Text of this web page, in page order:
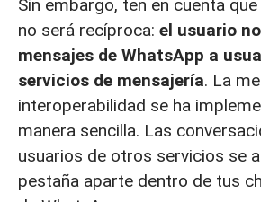
Sin embargo, ten en cuenta
no será recíproca: el usuario
mensajes de WhatsApp a
servicios de mensajería. La
interoperabilidad se ha
manera sencilla. Las
usuarios de otros servicios se
pestaña aparte dentro de tus